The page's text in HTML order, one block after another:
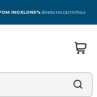
INOXLON5% direto no carrinho.x